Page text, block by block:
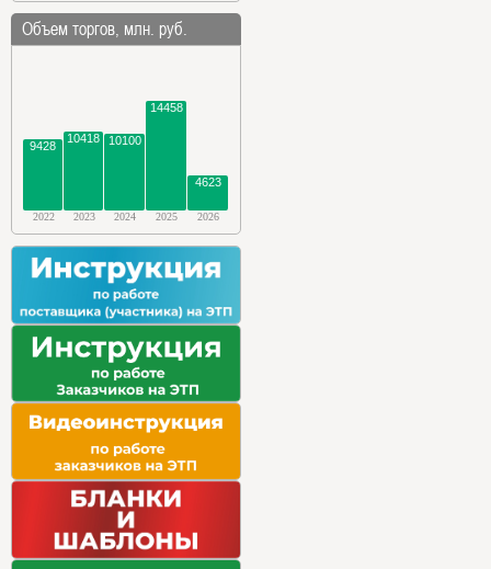
Объем торгов, млн. руб.
9428
10418 10100
14458
4623
2022 2023 2024 2025 2026